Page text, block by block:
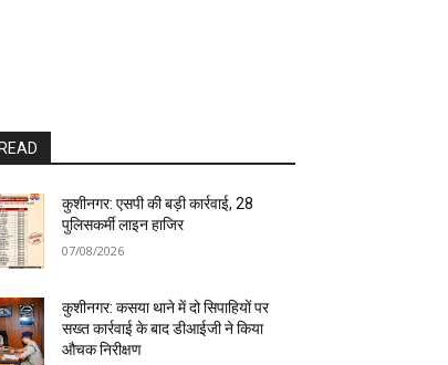
कुशीनगर: एसपी की बड़ी कार्रवाई, 28
पुलिसकर्मी लाइन हाजिर
07/08/2026
कुशीनगर: कसया थाने में दो सिपाहियों पर
सख्त कार्रवाई के बाद डीआईजी ने किया
औचक निरीक्षण